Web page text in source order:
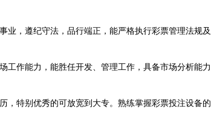
，遵纪守法，品行端正，能严格执行彩票管理法规及
作能力，能胜任开发、管理工作，具备市场分析能力
特别优秀的可放宽到大专。熟练掌握彩票投注设备的